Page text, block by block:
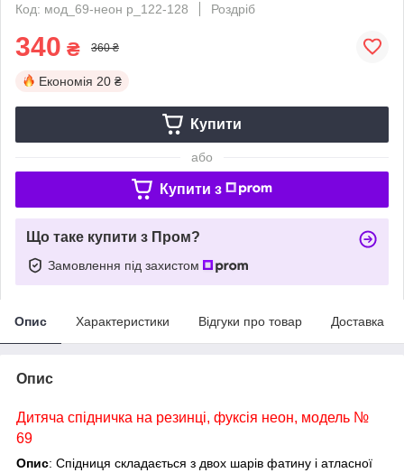
Код: мод_69-неон р_122-128
Роздріб
340 ₴ 360 ₴
Економія 20 ₴
Купити
або
Купити з
Що таке купити з Пром?
Замовлення під захистом
Опис Характеристики Відгуки про товар Доставка
Опис
Дитяча спідничка на резинці, фуксія неон, модель №
69
Опис: Спідниця складається з двох шарів фатину і атласної